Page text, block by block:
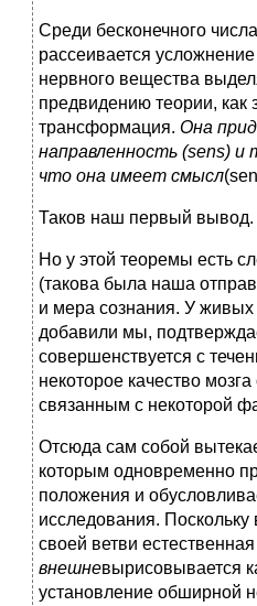
Среди бесконечного
рассеивается
нервного вещества
предвидению теории, как
трансформация. Она
направленность (sens)
что она имеет смысл
Таков наш первый вывод.
Но у этой теоремы есть
(такова была наша
и мера сознания. У живых
добавили мы,
совершенствуется с
некоторое качество
связанным с некоторой
Отсюда сам собой
которым одновременно
положения и
исследования.
своей ветви
внешневырисовывается
установление обширной